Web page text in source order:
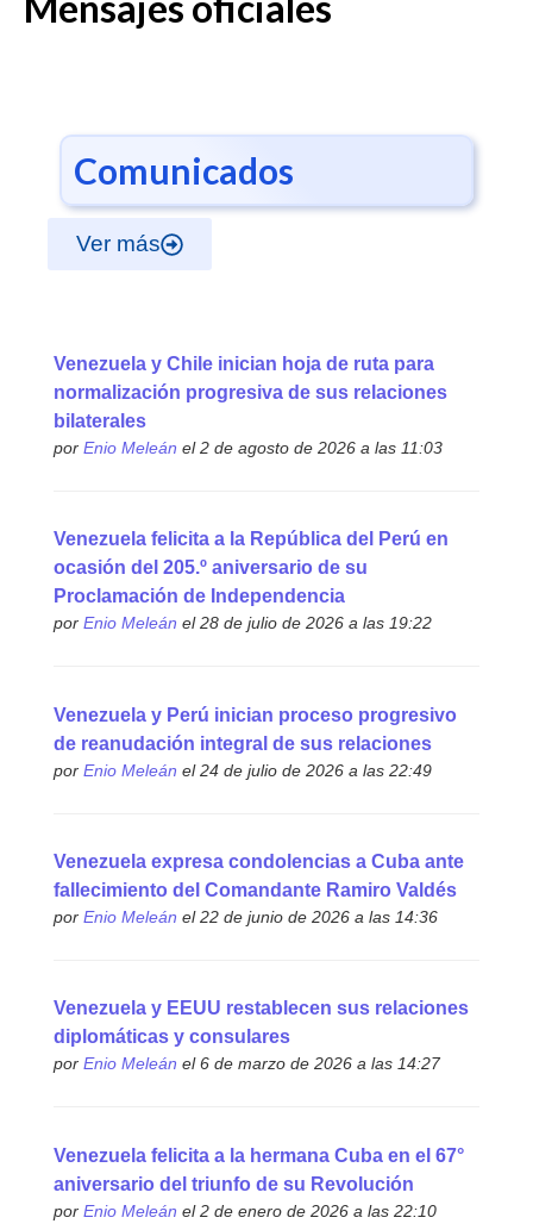
Comunicados
Ver más
Venezuela y Chile inician hoja de ruta para
normalización progresiva de sus relaciones
bilaterales
por Enio Meleán el 2 de agosto de 2026 a las 11:03
Venezuela felicita a la República del Perú en
ocasión del 205.º aniversario de su
Proclamación de Independencia
por Enio Meleán el 28 de julio de 2026 a las 19:22
Venezuela y Perú inician proceso progresivo
de reanudación integral de sus relaciones
por Enio Meleán el 24 de julio de 2026 a las 22:49
Venezuela expresa condolencias a Cuba ante
fallecimiento del Comandante Ramiro Valdés
por Enio Meleán el 22 de junio de 2026 a las 14:36
Venezuela y EEUU restablecen sus relaciones
diplomáticas y consulares
por Enio Meleán el 6 de marzo de 2026 a las 14:27
Venezuela felicita a la hermana Cuba en el 67°
aniversario del triunfo de su Revolución
por Enio Meleán el 2 de enero de 2026 a las 22:10